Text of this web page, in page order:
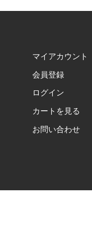
マイアカウント
会員登録
ログイン
カートを見る
お問い合わせ